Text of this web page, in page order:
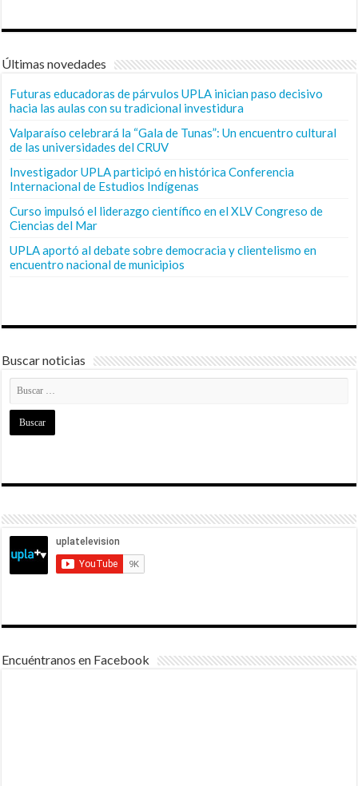
Últimas novedades
Futuras educadoras de párvulos UPLA inician paso decisivo
hacia las aulas con su tradicional investidura
Valparaíso celebrará la “Gala de Tunas”: Un encuentro cultural
de las universidades del CRUV
Investigador UPLA participó en histórica Conferencia
Internacional de Estudios Indígenas
Curso impulsó el liderazgo científico en el XLV Congreso de
Ciencias del Mar
UPLA aportó al debate sobre democracia y clientelismo en
encuentro nacional de municipios
Buscar noticias
Encuéntranos en Facebook